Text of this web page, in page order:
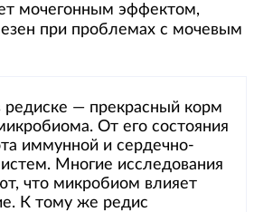
мочегонным эффектом,
при проблемах с мочевым
редиске — прекрасный корм
От его состояния
иммунной и сердечно-
Многие исследования
что микробиом влияет
К тому же редис